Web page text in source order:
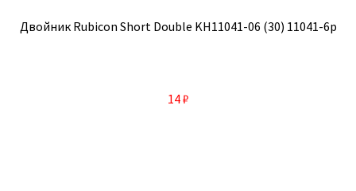
Двойник Rubicon Short Double KH11041-06 (30) 11041-6р
14₽